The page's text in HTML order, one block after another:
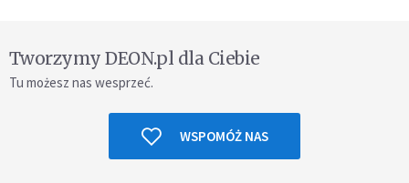
Tworzymy DEON.pl dla Ciebie
Tu możesz nas wesprzeć.
WSPOMÓŻ NAS